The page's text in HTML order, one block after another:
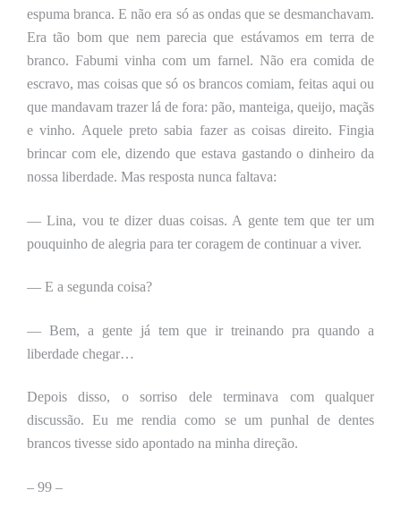
espuma branca.E não era só as ondas que se desmanchavam.
Era tão bom que nem parecia que estávamos em terra de
branco. Fabumi vinha com um farnel. Não era comida de
escravo, mas coisas que só os brancos comiam, feitas aqui ou
que mandavam trazer lá de fora: pão, manteiga, queijo, maçãs
e vinho. Aquele preto sabia fazer as coisas direito. Fingia
brincar com ele, dizendo que estava gastando o dinheiro da
nossa liberdade. Mas resposta nunca faltava:
— Lina, vou te dizer duas coisas. A gente tem que ter um
pouquinho de alegria para ter coragem de continuar a viver.
— E a segunda coisa?
— Bem, a gente já tem que ir treinando pra quando a
liberdade chegar…
Depois disso, o sorriso dele terminava com qualquer
discussão. Eu me rendia como se um punhal de dentes
brancos tivesse sido apontado na minha direção.
– 99 –